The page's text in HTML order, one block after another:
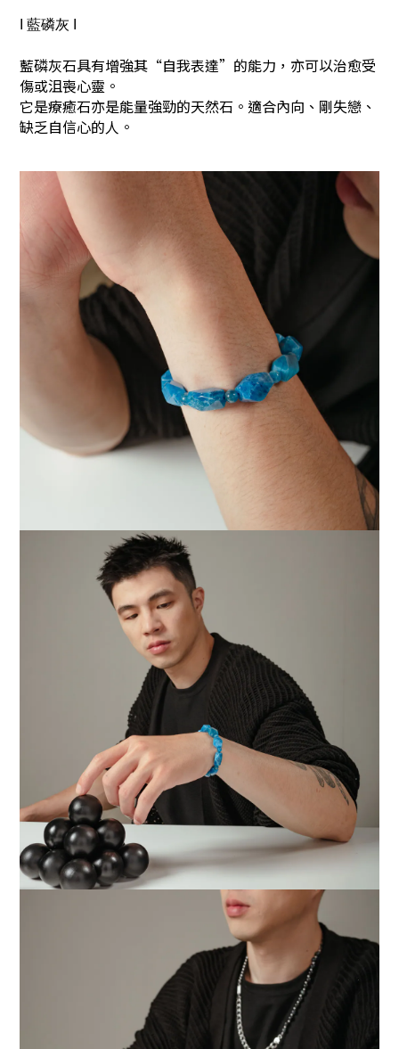
I 藍磷灰 I
藍磷灰石具有增強其“自我表達”的能力，亦可以治愈受
傷或沮喪心靈。
它是療癒石亦是能量強勁的天然石。適合內向、剛失戀、
缺乏自信心的人。